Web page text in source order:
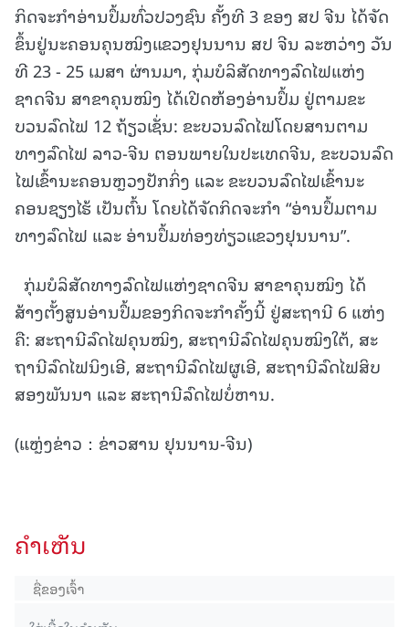
ກິດ​ຈະ​ກຳ​ອ່ານປຶ້ມ​ທົ່ວ​ປວງ​ຊົນ ​ຄັ້ງ​ທີ 3 ຂອງ ສປ ​ຈີນ​ ໄດ້​ຈັດ​
ຂຶ້ນ​ຢູ່​ນະ​ຄອນ​ຄຸນ​ໝິງ​ແຂວງ​ຢຸນ​ນານ​ ສປ ຈີນ ລະ​ຫວ່າງ ວັນ​
ທີ 23 - 25 ເມ​ສາ​ ຜ່ານມາ, ກຸ່ມ​ບໍ​ລິ​ສັດ​ທາງ​ລົດ​ໄຟ​ແຫ່ງ​
ຊາດ​ຈີນ​ ສາ​ຂາ​ຄຸນ​ໝິງ​ ໄດ້​ເປີດ​ຫ້ອງ​ອ່ານ​ປຶ້ມ ​ຢູ່​ຕາມຂະ​
ບວນ​ລົດ​ໄຟ 12 ຖ້ຽວເຊັ່ນ: ຂະ​ບວນ​ລົດ​ໄຟ​ໂດຍ​ສານ​ຕາມ​
ທາງ​ລົດ​ໄຟ ​ລາວ-ຈີນ ຕອນ​ພາຍ​ໃນ​ປະ​ເທດ​ຈີນ, ຂະ​ບວນລົດ​
ໄຟ​ເຂົ້າ​ນະ​ຄອນຫຼວງ​ປັກ​ກິ່ງ ແລະ ຂະ​ບວນ​ລົດ​ໄຟ​ເຂົ້າ​ນະ​
ຄອນ​ຊຽງ​ໄຮ້​ ເປັນ​ຕົ້ນ ໂດຍ​ໄດ້​ຈັດ​ກິດ​ຈະ​ກຳ “ອ່ານ​ປຶ້ມ​ຕາມ​
ທາງ​ລົດ​ໄຟ ແລະ ອ່ານ​ປຶ້ມ​ທ່ອງທ່ຽວແຂວງ​ຢຸນ​ນານ”.
ກຸ່ມ​ບໍ​ລິ​ສັດ​ທາງ​ລົດ​ໄຟແຫ່ງ​ຊາດ​ຈີນ​ ສາ​ຂາ​ຄຸນ​ໝິງ ໄດ້​
ສ້າງ​ຕັ້ງ​ສູນ​ອ່ານ​ປຶ້ມ​ຂອງ​ກິດ​ຈະ​ກຳ​ຄັ້ງ​ນີ້ ​ຢູ່ສະ​ຖາ​ນີ 6 ແຫ່ງ
ຄື: ສະ​ຖາ​ນີ​ລົດ​ໄຟ​ຄຸນ​ໝິງ, ສະ​ຖາ​ນີ​ລົດ​ໄຟ​ຄຸນ​ໝິງ​ໃຕ້, ສະ​
ຖາ​ນີ​ລົດ​ໄຟ​ນິງ​ເອີ, ສະ​ຖາ​ນີ​ລົດ​ໄຟ​ຜູ​ເອີ, ສະ​ຖາ​ນີ​ລົດ​ໄຟ​ສິບ​
ສອງ​ພັນ​ນາ ແລະ ສະ​ຖາ​ນີ​ລົດ​ໄຟ​ບໍ່​ຫານ.
(ແຫຼ່ງຂ່າວ：ຂ່າວສານ ຢຸນນານ-ຈີນ)
ຄໍາເຫັນ